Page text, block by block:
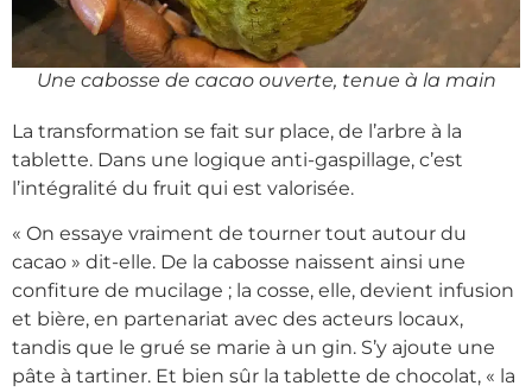
Une cabosse de cacao ouverte, tenue à la main
La transformation se fait sur place, de l’arbre à la
tablette. Dans une logique anti-gaspillage, c’est
l’intégralité du fruit qui est valorisée.
« On essaye vraiment de tourner tout autour du
cacao » dit-elle. De la cabosse naissent ainsi une
confiture de mucilage ; la cosse, elle, devient infusion
et bière, en partenariat avec des acteurs locaux,
tandis que le grué se marie à un gin. S’y ajoute une
pâte à tartiner. Et bien sûr la tablette de chocolat, « la